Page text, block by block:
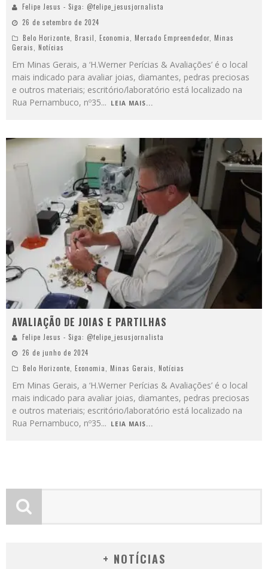
Felipe Jesus - Siga: @felipe_jesusjornalista
26 de setembro de 2024
Belo Horizonte Brasil Economia Mercado Empreendedor Minas
Gerais
Notícias
Em Minas Gerais, a ‘H.Werner Perícias & Avaliações’ é o local
mais indicado para avaliar joias, diamantes, pedras preciosas
e outros materiais; escritório/laboratório está localizado na
Rua Pernambuco, nº35... LEIA MAIS...
AVALIAÇÃO DE JOIAS E PARTILHAS
Felipe Jesus - Siga: @felipe_jesusjornalista
26 de junho de 2024
Belo Horizonte Economia Minas Gerais Notícias
Em Minas Gerais, a ‘H.Werner Perícias & Avaliações’ é o local
mais indicado para avaliar joias, diamantes, pedras preciosas
e outros materiais; escritório/laboratório está localizado na
Rua Pernambuco, nº35... LEIA MAIS...
+ NOTÍCIAS